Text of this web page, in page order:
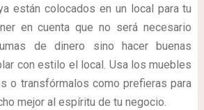
están colocados en un local para tu
en cuenta que no será necesario
de dinero sino hacer buenas
con estilo el local. Usa los muebles
o transfórmalos como prefieras para
mejor al espíritu de tu negocio.